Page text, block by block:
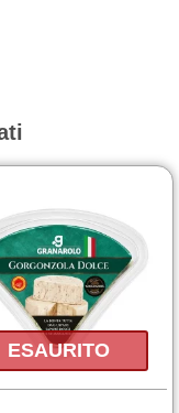
ESAURITO
da